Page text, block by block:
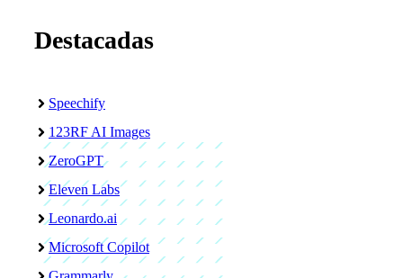
Destacadas
Speechify
123RF AI Images
ZeroGPT
Eleven Labs
Leonardo.ai
Microsoft Copilot